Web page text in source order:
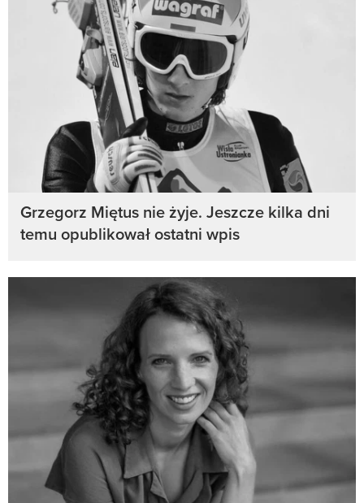
Grzegorz Miętus nie żyje. Jeszcze kilka dni
temu opublikował ostatni wpis